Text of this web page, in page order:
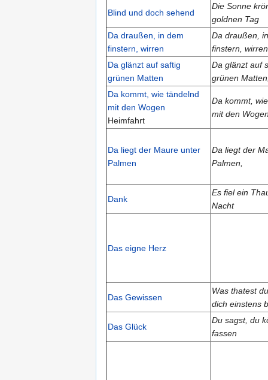
Blind und doch sehend
Die Sonne
goldnen Tag
Da draußen, in dem
finstern, wirren
Da draußen,
finstern, wirren
Da glänzt auf saftig
grünen Matten
Da glänzt auf
grünen
Da kommt, wie tändelnd
mit den Wogen
Heimfahrt
Da kommt,
mit den
Da liegt der Maure unter
Palmen
Da liegt der
Palmen,
Dank
Es fiel ein
Nacht
Das eigne Herz
Das Gewissen
Was thatest
dich einstens
Das Glück
Du sagst, du
fassen